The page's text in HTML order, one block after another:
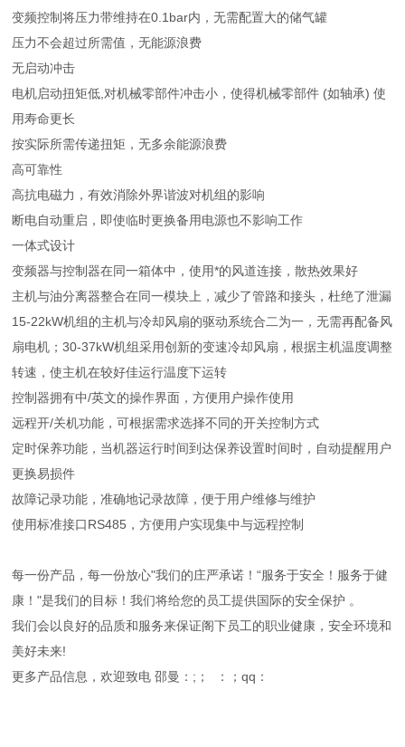
变频控制将压力带维持在0.1bar内，无需配置大的储气罐
压力不会超过所需值，无能源浪费
无启动冲击
电机启动扭矩低,对机械零部件冲击小，使得机械零部件 (如轴承) 使
用寿命更长
按实际所需传递扭矩，无多余能源浪费
高可靠性
高抗电磁力，有效消除外界谐波对机组的影响
断电自动重启，即使临时更换备用电源也不影响工作
一体式设计
变频器与控制器在同一箱体中，使用*的风道连接，散热效果好
主机与油分离器整合在同一模块上，减少了管路和接头，杜绝了泄漏
15-22kW机组的主机与冷却风扇的驱动系统合二为一，无需再配备风
扇电机；30-37kW机组采用创新的变速冷却风扇，根据主机温度调整
转速，使主机在较好佳运行温度下运转
控制器拥有中/英文的操作界面，方便用户操作使用
远程开/关机功能，可根据需求选择不同的开关控制方式
定时保养功能，当机器运行时间到达保养设置时间时，自动提醒用户
更换易损件
故障记录功能，准确地记录故障，便于用户维修与维护
使用标准接口RS485，方便用户实现集中与远程控制
每一份产品，每一份放心"我们的庄严承诺！“服务于安全！服务于健
康！"是我们的目标！我们将给您的员工提供国际的安全保护 。
我们会以良好的品质和服务来保证阁下员工的职业健康，安全环境和
美好未来!
更多产品信息，欢迎致电 邵曼：;； ：；qq：